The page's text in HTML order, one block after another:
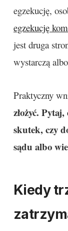
egzekucję,
egzekucję
jest druga
wystarczą
Praktyczny
złożyć.
skutek, czy
sądu albo
Kiedy